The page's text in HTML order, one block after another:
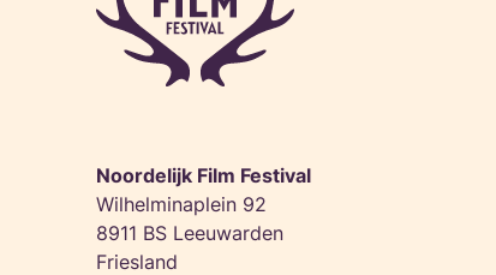
Noordelijk Film Festival
Wilhelminaplein 92
8911 BS Leeuwarden
Friesland